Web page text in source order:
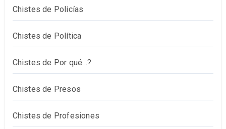
Chistes de Policías
Chistes de Política
Chistes de Por qué…?
Chistes de Presos
Chistes de Profesiones